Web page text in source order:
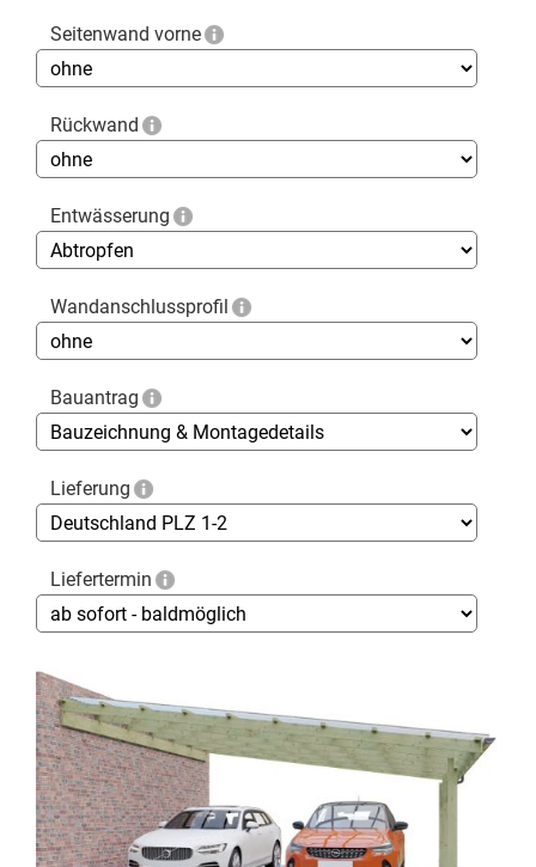
Seitenwand vorne
Rückwand
Entwässerung
Wandanschlussprofil
Bauantrag
Lieferung
Liefertermin
Skip
to
the
end
of
the
images